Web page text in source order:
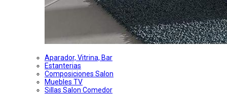
Aparador, Vitrina, Bar
Estanterias
Composiciones Salon
Muebles TV
Sillas Salon Comedor